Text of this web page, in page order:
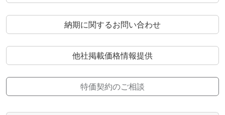
納期に関するお問い合わせ
他社掲載価格情報提供
特価契約のご相談